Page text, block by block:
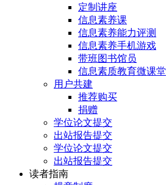
定制讲座
信息素养课
信息素养能力评测
信息素养手机游戏
带班图书馆员
信息素质教育微课堂
用户共建
推荐购买
捐赠
学位论文提交
出站报告提交
学位论文提交
出站报告提交
读者指南